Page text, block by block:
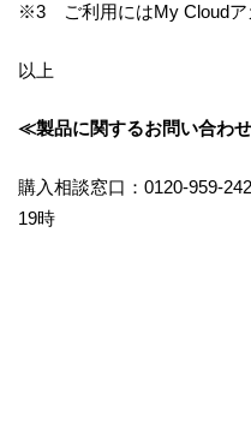
※3 ご利用にはMy Cloudア
以上
≪製品に関するお問い合
購入相談窓口：0120-959-
19時